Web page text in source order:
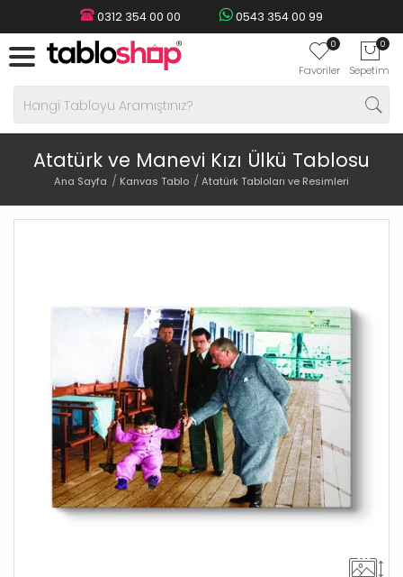
0312 354 00 00 0543 354 00 99
0
Favoriler
0
Sepetim
Atatürk ve Manevi Kızı Ülkü Tablosu
Ana Sayfa Kanvas Tablo Atatürk Tabloları ve Resimleri